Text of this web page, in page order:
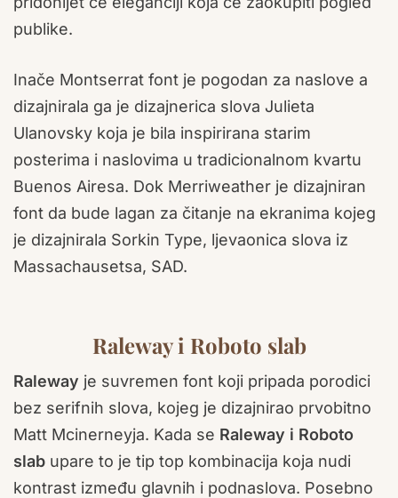
publike.
Inače Montserrat font je pogodan za naslove a
dizajnirala ga je dizajnerica slova Julieta
Ulanovsky koja je bila inspirirana starim
posterima i naslovima u tradicionalnom kvartu
Buenos Airesa. Dok Merriweather je dizajniran
font da bude lagan za čitanje na ekranima kojeg
je dizajnirala Sorkin Type, ljevaonica slova iz
Massachausetsa, SAD.
Raleway i Roboto slab
Raleway je suvremen font koji pripada porodici
bez serifnih slova, kojeg je dizajnirao prvobitno
Matt Mcinerneyja. Kada se Raleway i Roboto
slab upare to je tip top kombinacija koja nudi
kontrast između glavnih i podnaslova. Posebno